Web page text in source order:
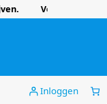
Voordelige
Inloggen